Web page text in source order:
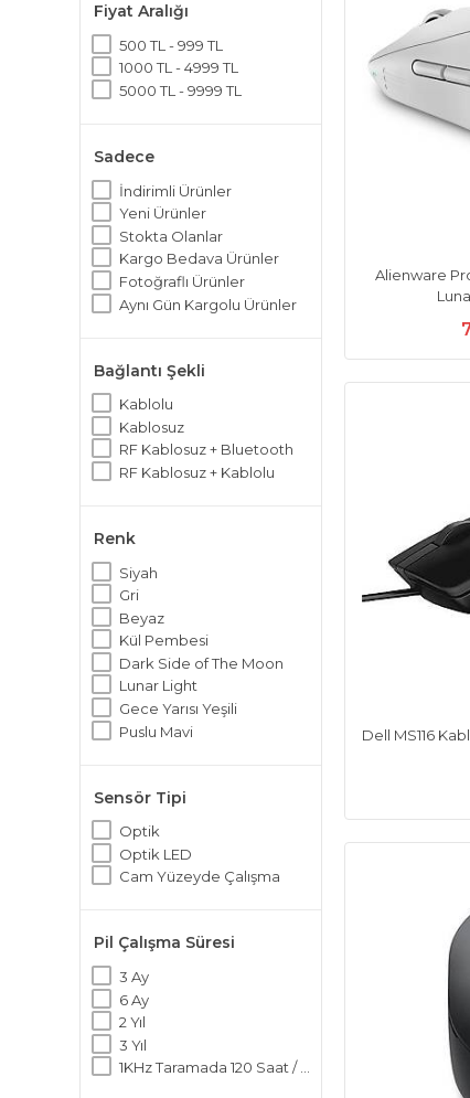
Fiyat Aralığı
500 TL - 999 TL
1000 TL - 4999 TL
5000 TL - 9999 TL
Sadece
İndirimli Ürünler
Yeni Ürünler
Stokta Olanlar
Kargo Bedava Ürünler
Fotoğraflı Ürünler
Aynı Gün Kargolu Ürünler
Bağlantı Şekli
Kablolu
Kablosuz
RF Kablosuz + Bluetooth
RF Kablosuz + Kablolu
Renk
Siyah
Gri
Beyaz
Kül Pembesi
Dark Side of The Moon
Lunar Light
Gece Yarısı Yeşili
Puslu Mavi
Sensör Tipi
Optik
Optik LED
Cam Yüzeyde Çalışma
Pil Çalışma Süresi
3 Ay
6 Ay
2 Yıl
3 Yıl
1KHz Taramada 120 Saat / 4KHz 32 Saate Kadar
Alienware
Dell MS116